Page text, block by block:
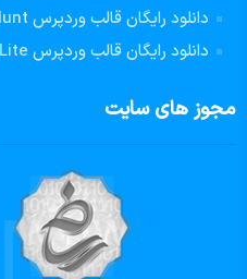
دانلود رایگان قالب وردپرس Food Hunt فارسی
دانلود رایگان قالب وردپرس Hasten Lite فارسی
مجوز های سایت